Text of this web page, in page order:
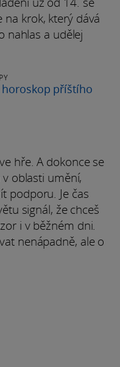
krok, který dává
nahlas a udělej
horoskop příštího
hře. A dokonce se
oblasti umění,
podporu. Je čas
signál, že chceš
i v běžném dni.
nenápadně, ale o